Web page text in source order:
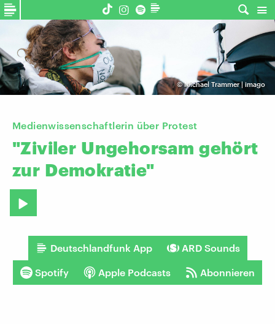
©Michael Trammer | imago
Medienwissenschaftlerin über Protest
"Ziviler Ungehorsam gehört
zur Demokratie"
Deutschlandfunk App ARD Sounds
Spotify Apple Podcasts Abonnieren